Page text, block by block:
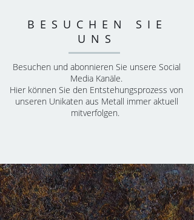
BESUCHEN SIE
UNS
Besuchen und abonnieren Sie unsere Social
Media Kanäle.
Hier können Sie den Entstehungsprozess von
unseren Unikaten aus Metall immer aktuell
mitverfolgen.